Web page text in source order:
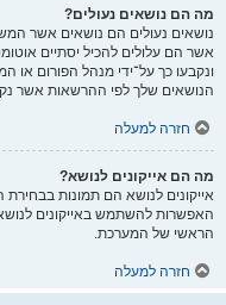
מה הם נושאים נעולים?
נושאים נעולים הם נושאים אשר
אשר הם עלולים להכיל יסתיים
ונקבעו כך על־ידי מנהל הפורום
הנושאים שלך לפי ההרשאות אשר
חזרה למעלה
מה הם אייקונים לנושא?
אייקונים לנושא הם תמונות בבחירת
האפשרות להשתמש באייקונים
הראשי של המערכת.
חזרה למעלה